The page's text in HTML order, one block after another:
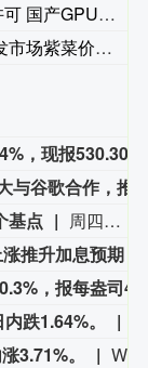
GPU第一股呼
菜价格行情
基点
周四（8月6日）欧市尾盘，英国10年期国债收益率涨3.7个基点，报4.927%，整体持续震荡上行。两年期英债收益率涨4.3个基点，报4.285%。30年期英债收益率涨3个基点，50年期英债收益率涨3.3个基点。2/10年期英债收益率利差跌0.904个基点，报+63.806个基点。
跌1.64%。
3.71%。
WTI原油突破78美元/桶，日内涨3.71%。